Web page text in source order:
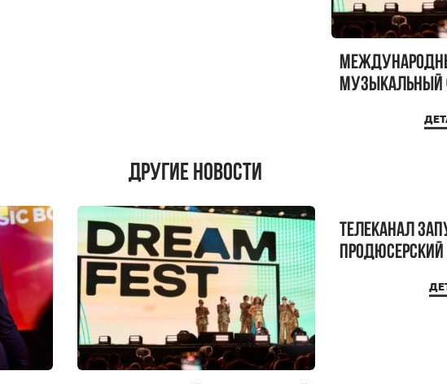
музыкальный
Другие новости
Телеканал